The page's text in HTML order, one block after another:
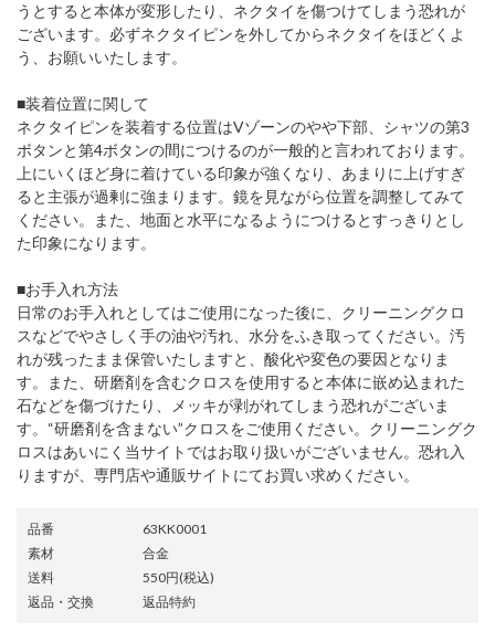
うとすると本体が変形したり、ネクタイを傷つけてしまう恐れが
ございます。必ずネクタイピンを外してからネクタイをほどくよ
う、お願いいたします。
■装着位置に関して
ネクタイピンを装着する位置はVゾーンのやや下部、シャツの第3
ボタンと第4ボタンの間につけるのが一般的と言われております。
上にいくほど身に着けている印象が強くなり、あまりに上げすぎ
ると主張が過剰に強まります。鏡を見ながら位置を調整してみて
ください。また、地面と水平になるようにつけるとすっきりとし
た印象になります。
■お手入れ方法
日常のお手入れとしてはご使用になった後に、クリーニングクロ
スなどでやさしく手の油や汚れ、水分をふき取ってください。汚
れが残ったまま保管いたしますと、酸化や変色の要因となりま
す。また、研磨剤を含むクロスを使用すると本体に嵌め込まれた
石などを傷づけたり、メッキが剥がれてしまう恐れがございま
す。“研磨剤を含まない”クロスをご使用ください。クリーニングク
ロスはあいにく当サイトではお取り扱いがございません。恐れ入
りますが、専門店や通販サイトにてお買い求めください。
品番
63KK0001
素材
合金
送料
550円(税込)
返品・交換
返品特約